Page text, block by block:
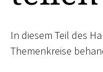
In diesem Teil des
Themenkreise